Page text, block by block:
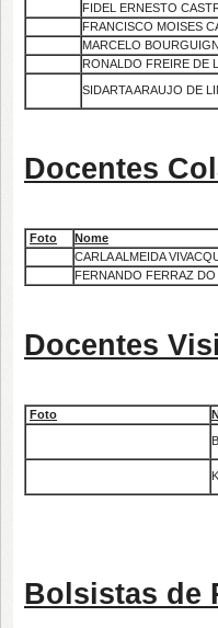
FIDEL ERNESTO
FRANCISCO MOISES
MARCELO
RONALDO FREIRE DE
SIDARTA ARAUJO DE
Docentes
Foto Nome
CARLA ALMEIDA
FERNANDO FERRAZ
Docentes
Foto
Bolsistas de